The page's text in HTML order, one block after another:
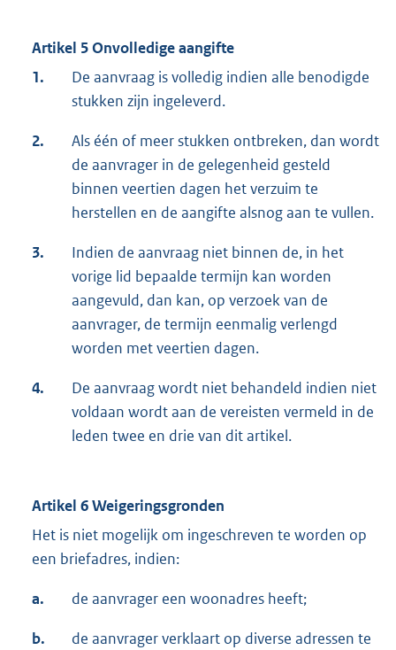
Artikel 5 Onvolledige aangifte
1.
De aanvraag is volledig indien alle benodigde
stukken zijn ingeleverd.
2.
Als één of meer stukken ontbreken, dan wordt
de aanvrager in de gelegenheid gesteld
binnen veertien dagen het verzuim te
herstellen en de aangifte alsnog aan te vullen.
3.
Indien de aanvraag niet binnen de, in het
vorige lid bepaalde termijn kan worden
aangevuld, dan kan, op verzoek van de
aanvrager, de termijn eenmalig verlengd
worden met veertien dagen.
4.
De aanvraag wordt niet behandeld indien niet
voldaan wordt aan de vereisten vermeld in de
leden twee en drie van dit artikel.
Artikel 6 Weigeringsgronden
Het is niet mogelijk om ingeschreven te worden op
een briefadres, indien:
a. de aanvrager een woonadres heeft;
b.
de aanvrager verklaart op diverse adressen te